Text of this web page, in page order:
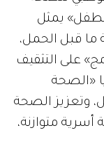
يمثل
ما قبل الحمل،
على التثقيف
«الصحة
وتعزيز الصحة
أسرية متوازنة،